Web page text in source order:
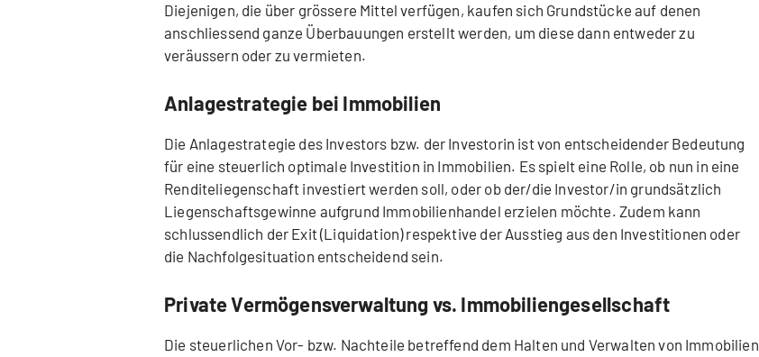
Diejenigen, die über grössere Mittel verfügen, kaufen sich Grundstücke auf denen
anschliessend ganze Überbauungen erstellt werden, um diese dann entweder zu
veräussern oder zu vermieten.
Anlagestrategie bei Immobilien
Die Anlagestrategie des Investors bzw. der Investorin ist von entscheidender Bedeutung
für eine steuerlich optimale Investition in Immobilien. Es spielt eine Rolle, ob nun in eine
Renditeliegenschaft investiert werden soll, oder ob der/die Investor/in grundsätzlich
Liegenschaftsgewinne aufgrund Immobilienhandel erzielen möchte. Zudem kann
schlussendlich der Exit (Liquidation) respektive der Ausstieg aus den Investitionen oder
die Nachfolgesituation entscheidend sein.
Private Vermögensverwaltung vs. Immobiliengesellschaft
Die steuerlichen Vor- bzw. Nachteile betreffend dem Halten und Verwalten von Immobilien